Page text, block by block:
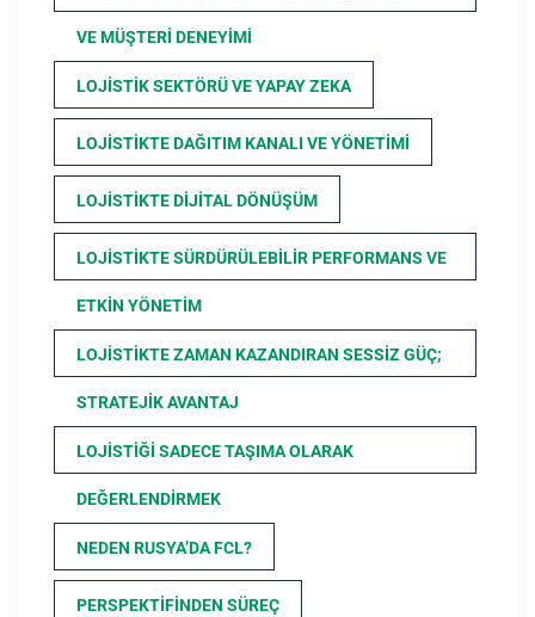
VE MÜŞTERI DENEYIMI
LOJISTIK SEKTÖRÜ VE YAPAY ZEKA
LOJISTIKTE DAĞITIM KANALI VE YÖNETIMI
LOJISTIKTE DIJITAL DÖNÜŞÜM
LOJISTIKTE SÜRDÜRÜLEBILIR PERFORMANS VE
ETKIN YÖNETIM
LOJISTIKTE ZAMAN KAZANDIRAN SESSIZ GÜÇ;
STRATEJIK AVANTAJ
LOJISTIĞI SADECE TAŞIMA OLARAK
DEĞERLENDIRMEK
NEDEN RUSYA’DA FCL?
PERSPEKTIFINDEN SÜREÇ